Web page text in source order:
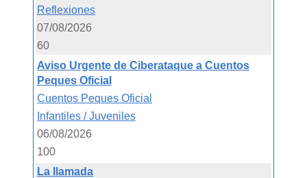
Reflexiones
07/08/2026
60
Aviso Urgente de Ciberataque a Cuentos
Peques Oficial
Cuentos Peques Oficial
Infantiles / Juveniles
06/08/2026
100
La llamada